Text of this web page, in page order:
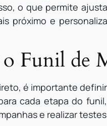
o que permite
próximo e
Funil de
é importante
cada etapa do
e realizar